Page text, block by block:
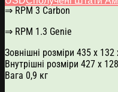
⇒ RPM 3 Carbon
⇒ RPM 1.3 Genie
Зовнішні розміри 435 x
Внутрішні розміри 427 x
Вага 0,9 кг